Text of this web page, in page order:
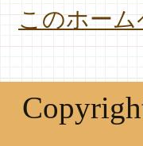
このホーム